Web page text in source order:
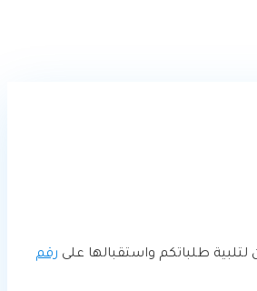
طلباتكم واستقبالها على رقم